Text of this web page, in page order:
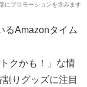
にプロモーションを含みます
るAmazonタイム
クかも！」な情
りグッズに注目